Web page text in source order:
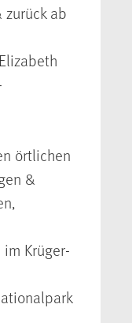
zurück ab
örtlichen
&
Krüger-